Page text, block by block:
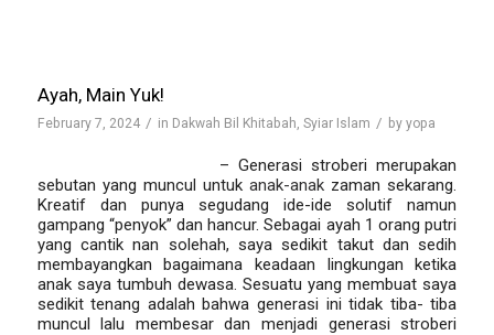
Ayah, Main Yuk!
February 7, 2024 / in Dakwah Bil Khitabah Syiar Islam / by yopa
– Generasi stroberi merupakan
sebutan yang muncul untukanak-anak zaman sekarang.
Kreatif dan punya segudang ide-ide solutif namun
gampang “penyok” dan hancur. Sebagai ayah 1 orang putri
yang cantik nan solehah, saya sedikit takut dan sedih
membayangkan bagaimana keadaan lingkungan ketika
anak saya tumbuh dewasa. Sesuatu yang membuat saya
sedikit tenang adalah bahwa generasi ini tidak tiba- tiba
muncul lalu membesar dan menjadi generasi stroberi